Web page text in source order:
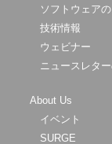
ソフトウェア
技術情報
ウェビナー
ニュースレタ
About Us
イベント
SURGE